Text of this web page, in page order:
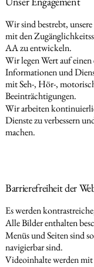
Wir sind bestrebt,
mit den
AA zu entwickeln.
Wir legen Wert auf
Informationen und
mit Seh-, Hör-,
Beeinträchtigungen.
Wir arbeiten
Dienste zu verbessern
machen.
Barrierefreiheit der
Es werden
Alle Bilder enthalten
Menüs und Seiten sind
navigierbar sind.
Videoinhalte werden